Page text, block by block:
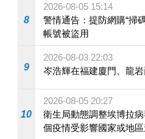
8
2026-08-05 15:14
警情通告：提防網購“掃
帳號被盜用
9
2026-08-03 22:03
岑浩輝在福建廈門、龍
10
2026-08-05 20:27
衛生局動態調整埃博拉
個疫情受影響國家或地